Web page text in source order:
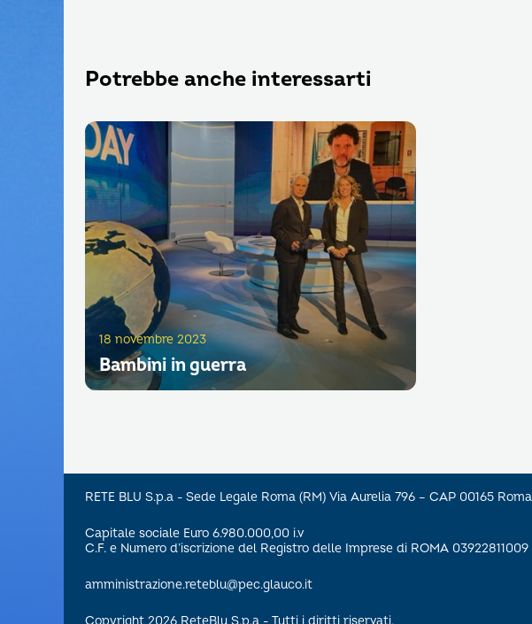
Potrebbe anche interessarti
18 novembre 2023
Bambini in guerra
RETE BLU S.p.a - Sede Legale Roma (RM) Via Aurelia 796 – CAP 00165 Roma
Capitale sociale Euro 6.980.000,00 i.v
C.F. e Numero d’iscrizione del Registro delle Imprese di ROMA 03922811009
amministrazione.reteblu@pec.glauco.it